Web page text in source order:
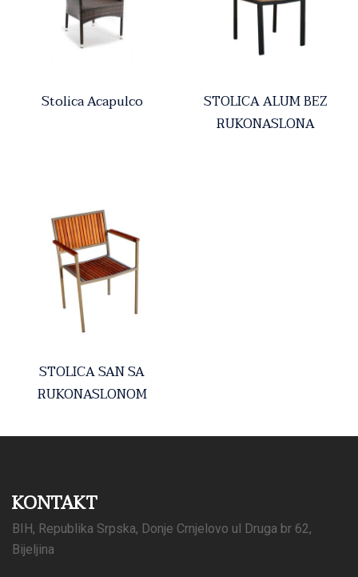
Stolica Acapulco
STOLICA ALUM BEZ
RUKONASLONA
STOLICA SAN SA
RUKONASLONOM
KONTAKT
BIH, Republika Srpska, Donje Crnjelovo ul Druga br 62,
Bijeljina